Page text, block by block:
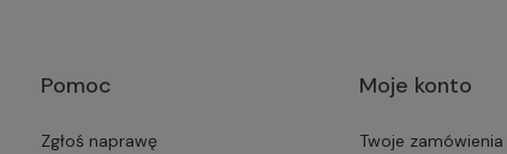
Pomoc
Zgłoś naprawę
Moje konto
Twoje zamówienia